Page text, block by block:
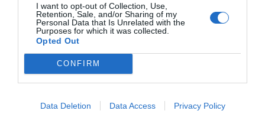
I want to opt-out of Collection, Use,
Retention, Sale, and/or Sharing of my
Personal Data that Is Unrelated with the
Purposes for which it was collected.
Opted Out
CONFIRM
Data Deletion Data Access Privacy Policy